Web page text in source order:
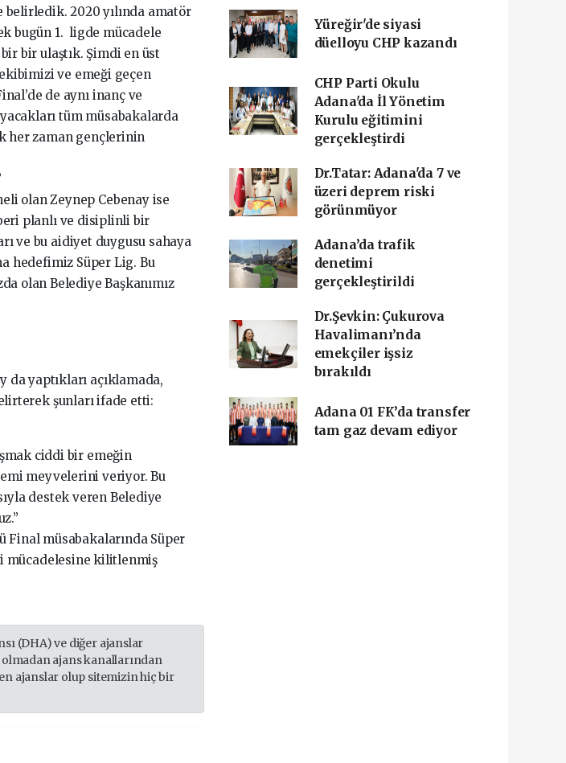
belirledik. 2020 yılında amatör
bugün 1. ligde mücadele
bir ulaştık. Şimdi en üst
ve emeği geçen
de aynı inanç ve
tüm müsabakalarda
her zaman gençlerinin
olan Zeynep Cebenay ise
planlı ve disiplinli bir
ve bu aidiyet duygusu sahaya
hedefimiz Süper Lig. Bu
olan Belediye Başkanımız
yaptıkları açıklamada,
şunları ifade etti:
ciddi bir emeğin
meyvelerini veriyor. Bu
destek veren Belediye
Final müsabakalarında Süper
mücadelesine kilitlenmiş
(DHA) ve diğer ajanslar
ajans kanallarından
ajanslar olup sitemizin hiç bir
Yüreğir'de siyasi
düelloyu CHP kazandı
CHP Parti Okulu
Adana'da İl Yönetim
Kurulu eğitimini
gerçekleştirdi
Dr.Tatar: Adana'da 7 ve
üzeri deprem riski
görünmüyor
Adana’da trafik
denetimi
gerçekleştirildi
Dr.Şevkin: Çukurova
Havalimanı’nda
emekçiler işsiz
bırakıldı
Adana 01 FK’da transfer
tam gaz devam ediyor